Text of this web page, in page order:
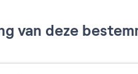
van deze